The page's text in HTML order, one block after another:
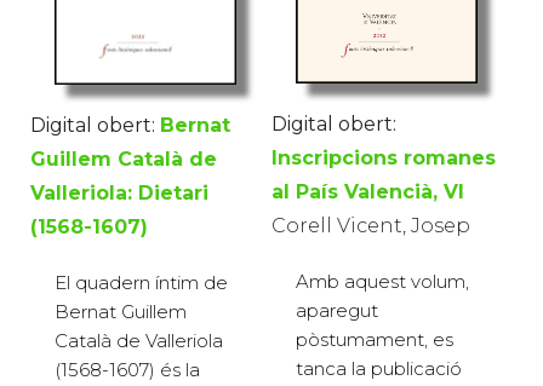
Digital obert: Bernat
Guillem Català de
Valleriola: Dietari
(1568-1607)
El quadern íntim de
Bernat Guillem
Català de Valleriola
(1568-1607) és la
Digital obert:
Inscripcions romanes
al País Valencià, VI
Corell Vicent, Josep
Amb aquest volum,
aparegut
pòstumament, es
tanca la publicació